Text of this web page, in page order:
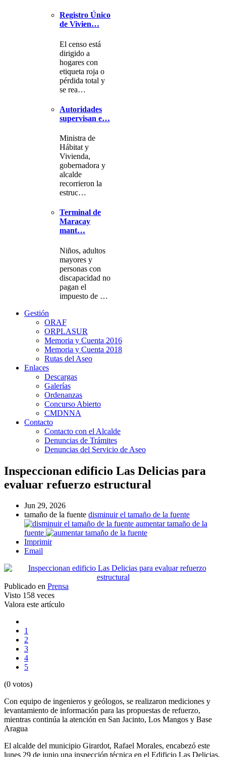
Registro Único
de Vivien…
El censo está
dirigido a
hogares con
etiqueta roja o
pérdida total y
se rea…
Autoridades
supervisan e…
Ministra de
Hábitat y
Vivienda,
gobernadora y
alcalde
recorrieron la
estruc…
Terminal de
Maracay
mant…
Niños, adultos
mayores y
personas con
discapacidad no
pagan el
impuesto de …
Gestión
ORAF
ORPLASUR
Memoria y Cuenta 2016
Memoria y Cuenta 2018
Rutas del Aseo
Enlaces
Descargas
Galerías
Ordenanzas
Concurso Abierto
CMDNNA
Contacto
Contacto con el Alcalde
Denuncias de Trámites
Denuncias del Servicio de Aseo
Inspeccionan edificio Las Delicias para
evaluar refuerzo estructural
Jun 29, 2026
tamaño de la fuente disminuir el tamaño de la fuente
aumentar tamaño de la
fuente
Imprimir
Email
Publicado en Prensa
Visto 158 veces
Valora este artículo
1
2
3
4
5
(0 votos)
Con equipo de ingenieros y geólogos, se realizaron mediciones y
levantamiento de información para las propuestas de refuerzo,
mientras continúa la atención en San Jacinto, Los Mangos y Base
Aragua
El alcalde del municipio Girardot, Rafael Morales, encabezó este
lunes 29 de junio una inspección técnica en el Edificio Las Delicias,